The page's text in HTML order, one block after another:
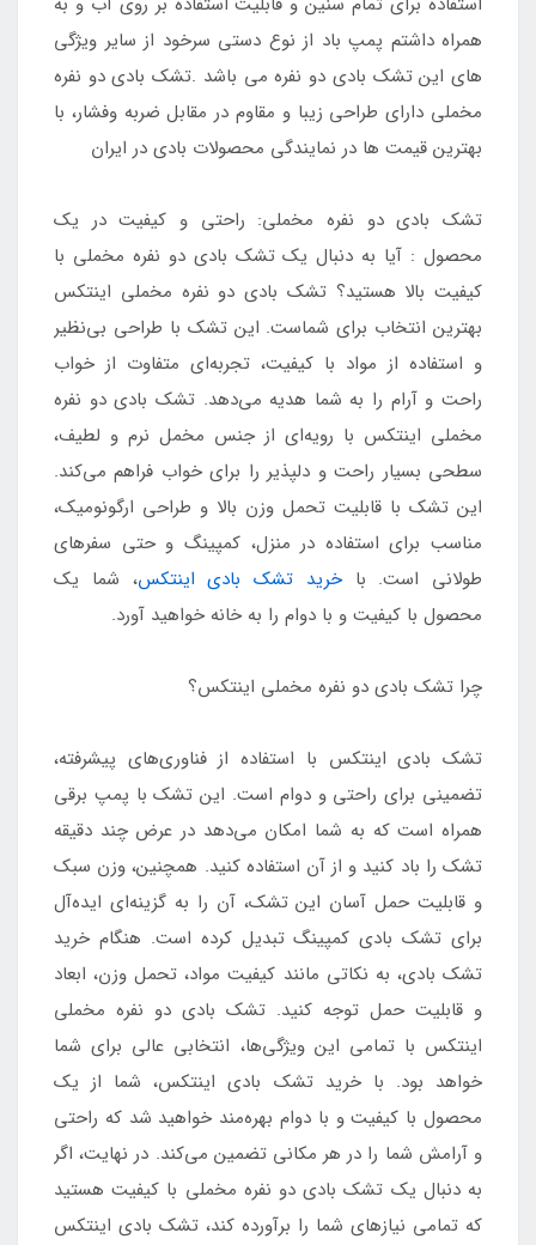
همراه داشتم پمپ باد از نوع دستی سرخود از سایر ویژگی
های این تشک بادی دو نفره می باشد .تشک بادی دو نفره
مخملی دارای طراحی زیبا و مقاوم در مقابل ضربه وفشار، با
بهترین قیمت ها در نمایندگی محصولات بادی در ایران
تشک بادی دو نفره مخملی: راحتی و کیفیت در یک
محصول : آیا به دنبال یک تشک بادی دو نفره مخملی با
کیفیت بالا هستید؟ تشک بادی دو نفره مخملی اینتکس
بهترین انتخاب برای شماست. این تشک با طراحی بی‌نظیر
و استفاده از مواد با کیفیت، تجربه‌ای متفاوت از خواب
راحت و آرام را به شما هدیه می‌دهد. تشک بادی دو نفره
مخملی اینتکس با رویه‌ای از جنس مخمل نرم و لطیف،
سطحی بسیار راحت و دلپذیر را برای خواب فراهم می‌کند.
این تشک با قابلیت تحمل وزن بالا و طراحی ارگونومیک،
مناسب برای استفاده در منزل، کمپینگ و حتی سفرهای
طولانی است. باخرید تشک بادی اینتکس، شما یک
محصول با کیفیت و با دوام را به خانه خواهید آورد.
چرا تشک بادی دو نفره مخملی اینتکس؟
تشک بادی اینتکس با استفاده از فناوری‌های پیشرفته،
تضمینی برای راحتی و دوام است. این تشک با پمپ برقی
همراه است که به شما امکان می‌دهد در عرض چند دقیقه
تشک را باد کنید و از آن استفاده کنید. همچنین، وزن سبک
و قابلیت حمل آسان این تشک، آن را به گزینه‌ای ایده‌آل
برای تشک بادی کمپینگ تبدیل کرده است. هنگام خرید
تشک بادی، به نکاتی مانند کیفیت مواد، تحمل وزن، ابعاد
و قابلیت حمل توجه کنید. تشک بادی دو نفره مخملی
اینتکس با تمامی این ویژگی‌ها، انتخابی عالی برای شما
خواهد بود. با خرید تشک بادی اینتکس، شما از یک
محصول با کیفیت و با دوام بهره‌مند خواهید شد که راحتی
و آرامش شما را در هر مکانی تضمین می‌کند. در نهایت، اگر
به دنبال یک تشک بادی دو نفره مخملی با کیفیت هستید
که تمامی نیازهای شما را برآورده کند، تشک بادی اینتکس